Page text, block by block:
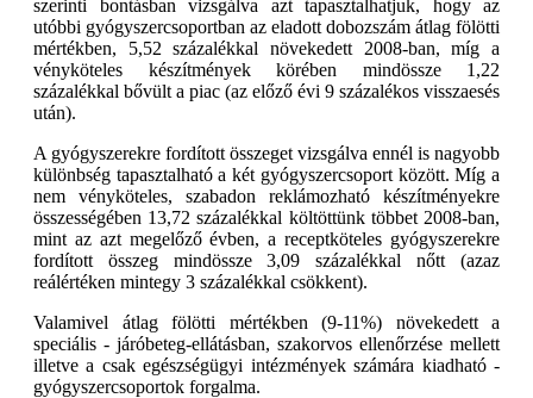
szerinti bontásban vizsgálva azt tapasztalhatjuk, hogy az
utóbbi gyógyszercsoportban az eladott dobozszám átlag fölötti
mértékben, 5,52 százalékkal növekedett 2008-ban, míg a
vényköteles készítmények körében mindössze 1,22
százalékkal bővült a piac (az előző évi 9 százalékos visszaesés
után).
A gyógyszerekre fordított összeget vizsgálva ennél is nagyobb
különbség tapasztalható a két gyógyszercsoport között. Míg a
nem vényköteles, szabadon reklámozható készítményekre
összességében 13,72 százalékkal költöttünk többet 2008-ban,
mint az azt megelőző évben, a receptköteles gyógyszerekre
fordított összeg mindössze 3,09 százalékkal nőtt (azaz
reálértéken mintegy 3 százalékkal csökkent).
Valamivel átlag fölötti mértékben (9-11%) növekedett a
speciális - járóbeteg-ellátásban, szakorvos ellenőrzése mellett
illetve a csak egészségügyi intézmények számára kiadható -
gyógyszercsoportok forgalma.